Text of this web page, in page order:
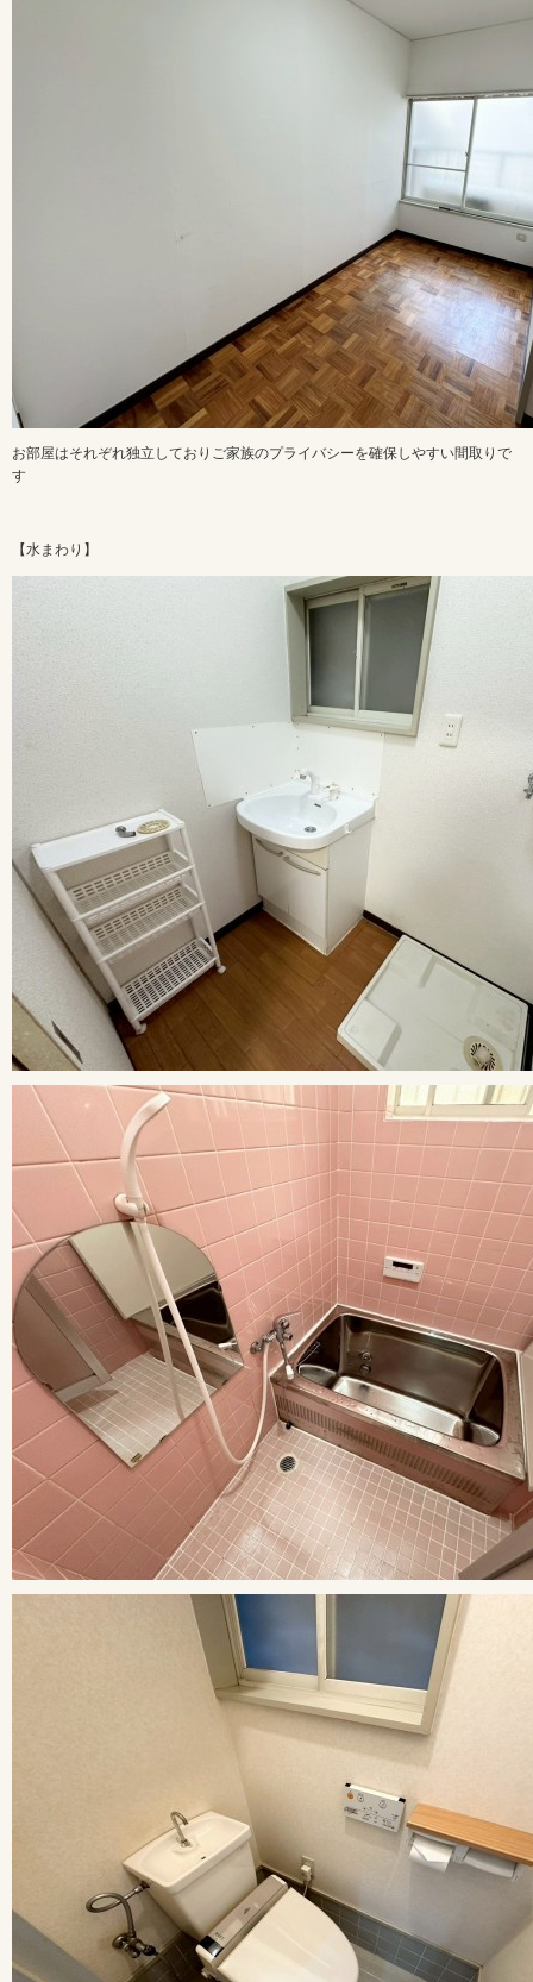
お部屋はそれぞれ独立しておりご家族のプライバシーを確保しやすい間取りで
す
【水まわり】